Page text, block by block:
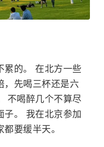
累的。 在北方一些
，先喝三杯还是六
不喝醉几个不算尽
子。 我在北京参加
要缓半天。